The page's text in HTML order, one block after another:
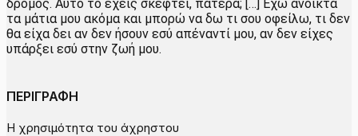
δρόμος. Αυτό το έχεις σκεφτεί, πατέρα; […] Έχω ανοικτά
τα μάτια μου ακόμα και μπορώ να δω τι σου οφείλω, τι δεν
θα είχα δει αν δεν ήσουν εσύ απέναντί μου, αν δεν είχες
υπάρξει εσύ στην ζωή μου.
ΠΕΡΙΓΡΑΦΗ
Η χρησιμότητα του άχρηστου